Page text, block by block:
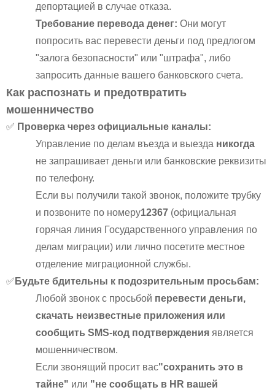
депортацией в случае отказа.
Требование перевода денег: Они могут
попросить вас перевести деньги под предлогом
"залога безопасности" или "штрафа", либо
запросить данные вашего банковского счета.
Как распознать и предотвратить
мошенничество
✅ Проверка через официальные каналы:
Управление по делам въезда и выезда никогда
не запрашивает деньги или банковские реквизиты
по телефону.
Если вы получили такой звонок, положите трубку
и позвоните по номеру12367 (официальная
горячая линия Государственного управления по
делам миграции) или лично посетите местное
отделение миграционной службы.
✅ Будьте бдительны к подозрительным просьбам:
Любой звонок с просьбой перевести деньги,
скачать неизвестные приложения или
сообщить SMS-код подтверждения является
мошенничеством.
Если звонящий просит вас"сохранить это в
тайне" или "не сообщать в HR вашей